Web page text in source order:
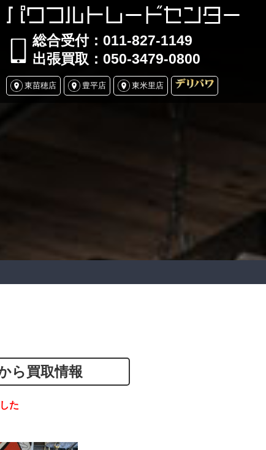
パワフルトレードセンター
総合受付：011-827-1149
出張買取：050-3479-0800
東苗穂店 豊平店 東米里店
ら買取情報
た